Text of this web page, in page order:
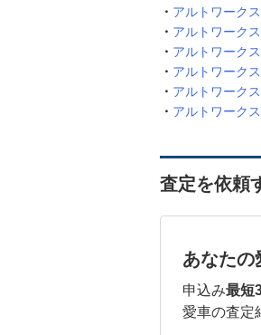
アルトワーク
アルトワーク
アルトワーク
アルトワーク
アルトワーク
アルトワーク
査定を依頼
あなたの
申込み最短
愛車の査定